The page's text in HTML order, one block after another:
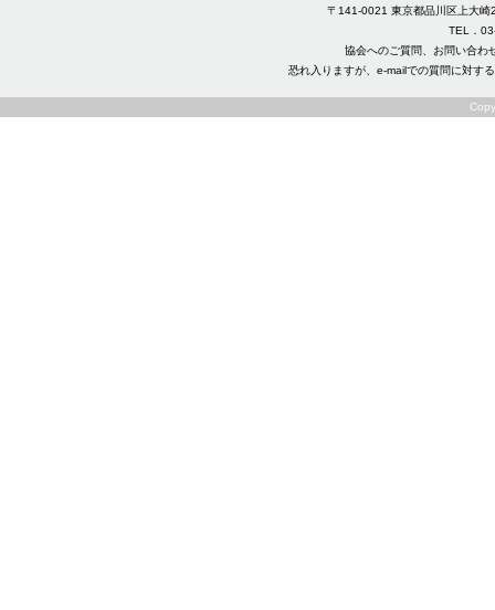
〒141-0021 東京都品川区上大
TEL．
協会へのご質問、お問い合わ
恐れ入りますが、e-mailでの質問に対す